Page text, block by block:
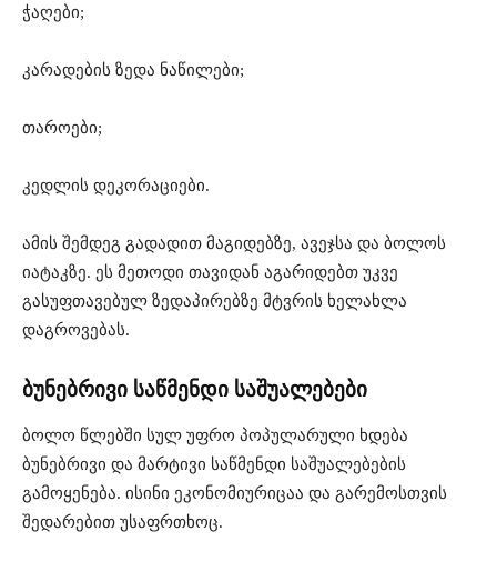
ჭაღები;
კარადების ზედა ნაწილები;
თაროები;
კედლის დეკორაციები.
ამის შემდეგ გადადით მაგიდებზე, ავეჯსა და ბოლოს
იატაკზე. ეს მეთოდი თავიდან აგარიდებთ უკვე
გასუფთავებულ ზედაპირებზე მტვრის ხელახლა
დაგროვებას.
ბუნებრივი საწმენდი საშუალებები
ბოლო წლებში სულ უფრო პოპულარული ხდება
ბუნებრივი და მარტივი საწმენდი საშუალებების
გამოყენება. ისინი ეკონომიურიცაა და გარემოსთვის
შედარებით უსაფრთხოც.